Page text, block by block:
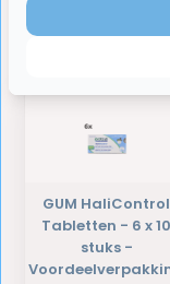
Laatst
GUM HaliControl
Tabletten - 6 x 10
stuks -